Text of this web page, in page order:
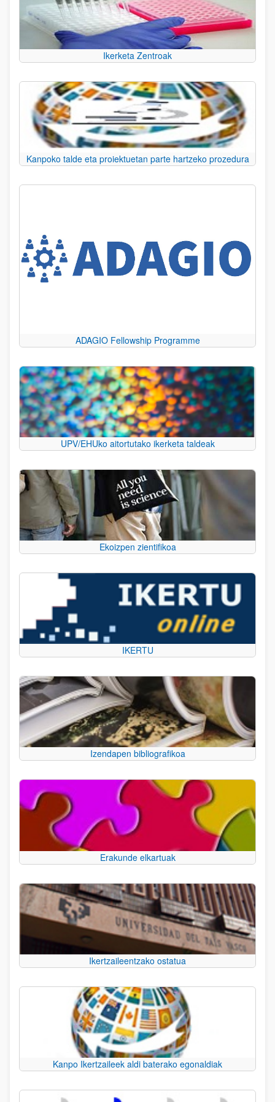
Ikerketa Zentroak
Kanpoko talde eta proiektuetan parte hartzeko prozedura
ADAGIO Fellowship Programme
UPV/EHUko aitortutako ikerketa taldeak
Ekoizpen zientifikoa
IKERTU
Izendapen bibliografikoa
Erakunde elkartuak
Ikertzaileentzako ostatua
Kanpo Ikertzaileek aldi baterako egonaldiak